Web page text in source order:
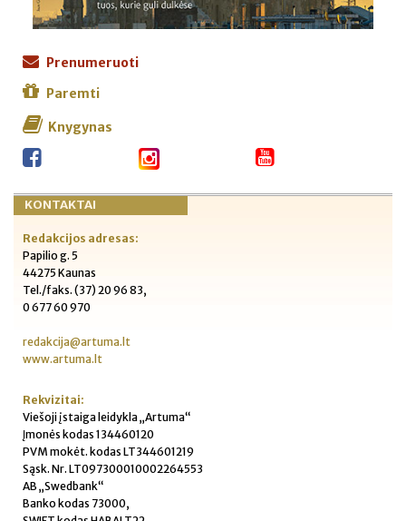
Prenumeruoti
Paremti
Knygynas
KONTAKTAI
Redakcijos adresas:
Papilio g. 5
44275 Kaunas
Tel./faks. (37) 20 96 83,
0 677 60 970
redakcija@artuma.lt
www.artuma.lt
Rekvizitai:
Viešoji įstaiga leidykla „Artuma“
Įmonės kodas 134460120
PVM mokėt. kodas LT344601219
Sąsk. Nr. LT097300010002264553
AB „Swedbank“
Banko kodas 73000,